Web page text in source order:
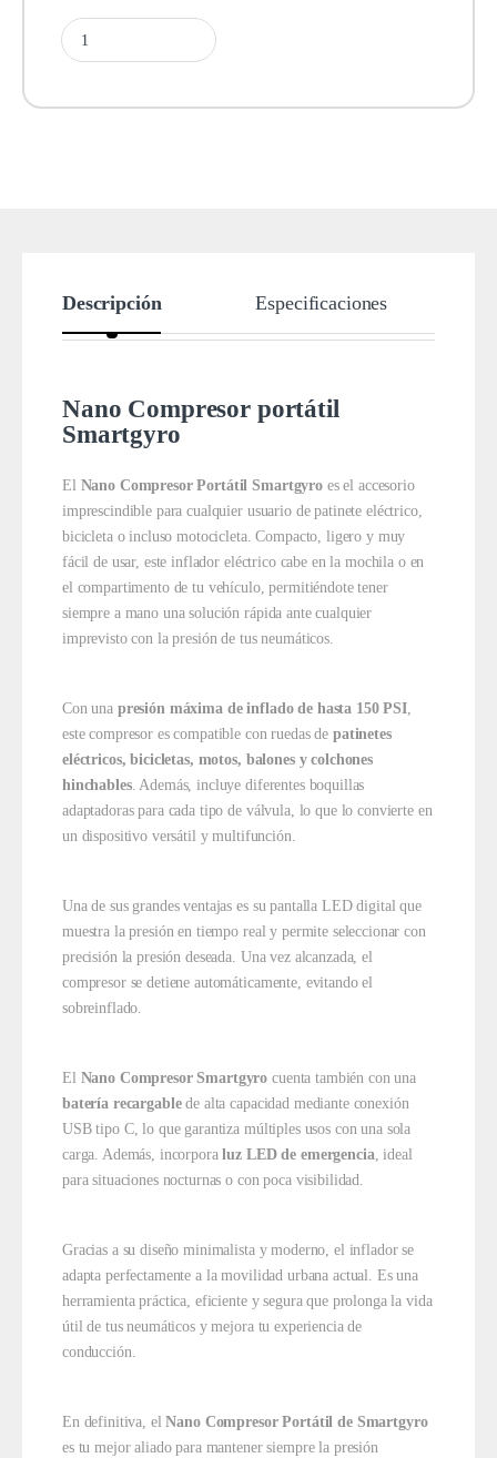
Descripción Especificaciones
Nano Compresor portátil
Smartgyro
El Nano Compresor Portátil Smartgyroes el accesorio
imprescindible para cualquier usuario de patinete eléctrico,
bicicleta o incluso motocicleta. Compacto, ligero y muy
fácil de usar, este inflador eléctrico cabe en la mochila o en
el compartimento de tu vehículo, permitiéndote tener
siempre a mano una solución rápida ante cualquier
imprevisto con la presión de tus neumáticos.
Con una presión máxima de inflado de hasta 150 PSI,
este compresor es compatible con ruedas de patinetes
eléctricos, bicicletas, motos, balones y colchones
hinchables. Además, incluye diferentes boquillas
adaptadoras para cada tipo de válvula, lo que lo convierte en
un dispositivo versátil y multifunción.
Una de sus grandes ventajas es su pantalla LED digital que
muestra la presión en tiempo real y permite seleccionar con
precisión la presión deseada. Una vez alcanzada, el
compresor se detiene automáticamente, evitando el
sobreinflado.
El Nano Compresor Smartgyro cuenta también con una
batería recargablede alta capacidad mediante conexión
USB tipo C, lo que garantiza múltiples usos con una sola
carga. Además, incorporaluz LED de emergencia, ideal
para situaciones nocturnas o con poca visibilidad.
Gracias a su diseño minimalista y moderno, el inflador se
adapta perfectamente a la movilidad urbana actual. Es una
herramienta práctica, eficiente y segura que prolonga la vida
útil de tus neumáticos y mejora tu experiencia de
conducción.
En definitiva, elNano Compresor Portátil de Smartgyro
es tu mejor aliado para mantener siempre la presión